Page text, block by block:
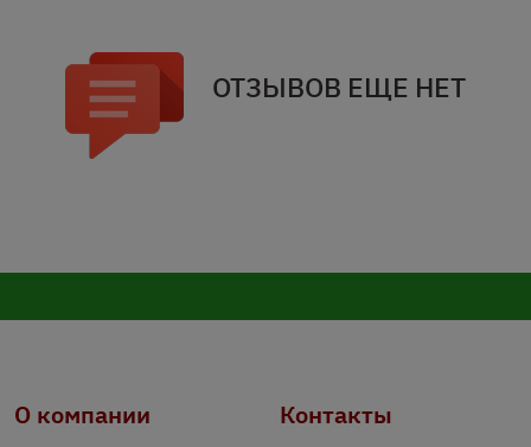
ОТЗЫВОВ ЕЩЕ НЕТ
О компании Контакты